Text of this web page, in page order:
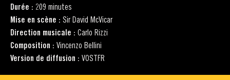
Durée : 209 minutes
Mise en scène : Sir David McVicar
Direction musicale : Carlo Rizzi
Composition : Vincenzo Bellini
Version de diffusion : VOSTFR